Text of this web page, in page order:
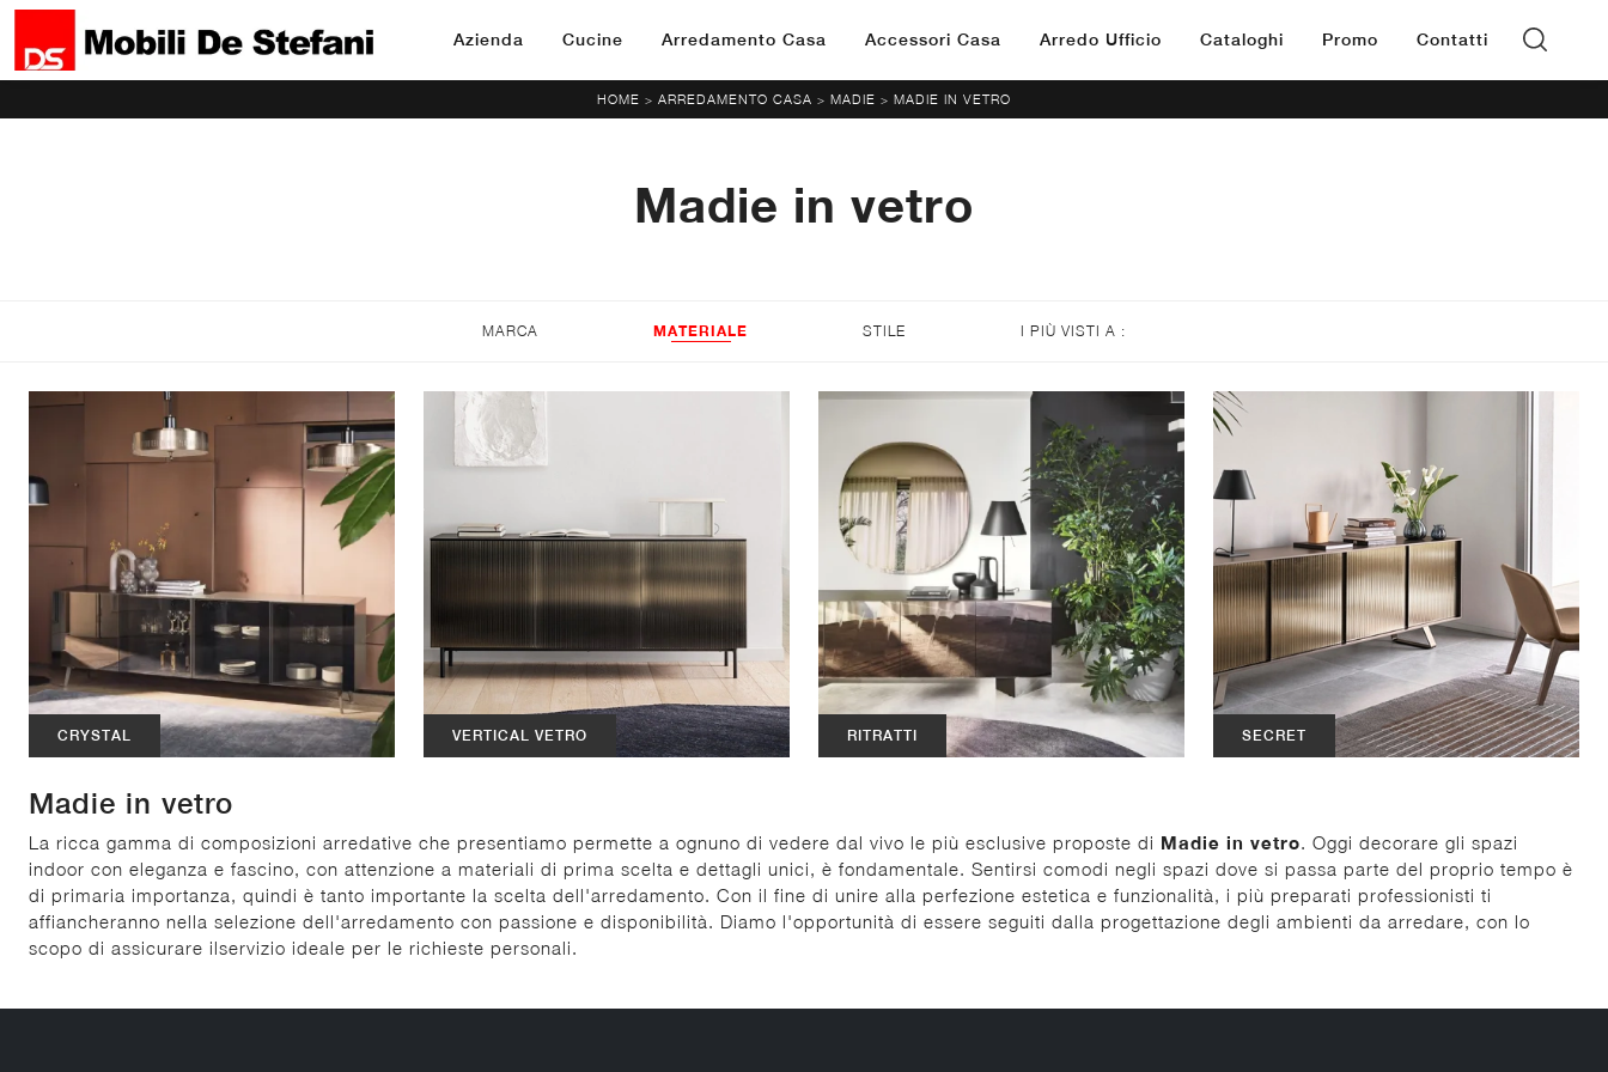
Azienda Cucine Arredamento Casa Accessori Casa Arredo Ufficio Cataloghi Promo Contatti
HOME > ARREDAMENTO CASA > MADIE > MADIE IN VETRO
Madie in vetro
MARCA MATERIALE STILE I PIÙ VISTI A :
CRYSTAL VERTICAL VETRO RITRATTI SECRET
Madie in vetro
La ricca gamma di composizioni arredative che presentiamo permette a ognuno di vedere dal vivo le più esclusive proposte di Madie in vetro . Oggi decorare gli spazi
indoor con eleganza e fascino, con attenzione a materiali di prima scelta e dettagli unici, è fondamentale. Sentirsi comodi negli spazi dove si passa parte del proprio tempo è
di primaria importanza, quindi è tanto importante la scelta dell'arredamento. Con il fine di unire alla perfezione estetica e funzionalità, i più preparati professionisti ti
affiancheranno nella selezione dell'arredamento con passione e disponibilità. Diamo l'opportunità di essere seguiti dalla progettazione degli ambienti da arredare, con lo
scopo di assicurare ilservizio ideale per le richieste personali.